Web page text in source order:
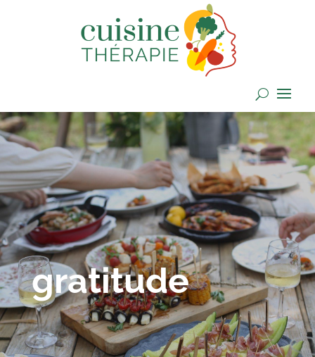
gratitude